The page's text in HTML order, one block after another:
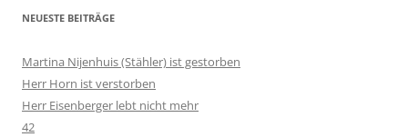
NEUESTE BEITRÄGE
Martina Nijenhuis (Stähler) ist gestorben
Herr Horn ist verstorben
Herr Eisenberger lebt nicht mehr
42